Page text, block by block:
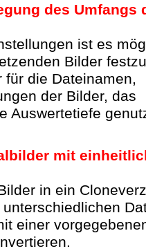
des Umfangs
ist es
Bilder
die Dateinamen,
der Bilder, das
Auswertetiefe
mit
in ein
einer